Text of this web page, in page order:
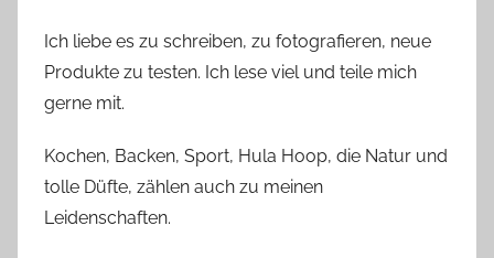
Ich liebe es zu schreiben, zu fotografieren, neue
Produkte zu testen. Ich lese viel und teile mich
gerne mit.
Kochen, Backen, Sport, Hula Hoop, die Natur und
tolle Düfte, zählen auch zu meinen
Leidenschaften.